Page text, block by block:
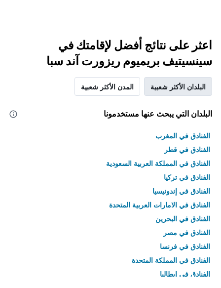
اعثر على نتائج أفضل لإقامتك في
سينسيتيف بريميوم ريزورت آند سبا
البلدان الأكثر شعبية المدن الأكثر شعبية
البلدان التي يبحث عنها مستخدمونا
الفنادق في المغرب
الفنادق في قطر
الفنادق في المملكة العربية السعودية
الفنادق في تركيا
الفنادق في إندونيسيا
الفنادق في الامارات العربية المتحدة
الفنادق في البحرين
الفنادق في مصر
الفنادق في فرنسا
الفنادق في المملكة المتحدة
الفنادق في إيطاليا